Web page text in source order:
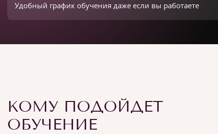
Удобный график обучения даже если вы работаете
КОМУ ПОДОЙДЕТ
ОБУЧЕНИЕ